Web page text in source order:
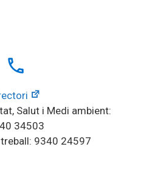
local_phone
Salut i Medi ambient:
34503
9340 24597